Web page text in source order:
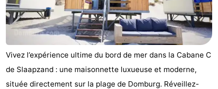
Vivez l’expérience ultime du bord de mer dans la Cabane C
de Slaapzand : une maisonnette luxueuse et moderne,
située directement sur la plage de Domburg. Réveillez-